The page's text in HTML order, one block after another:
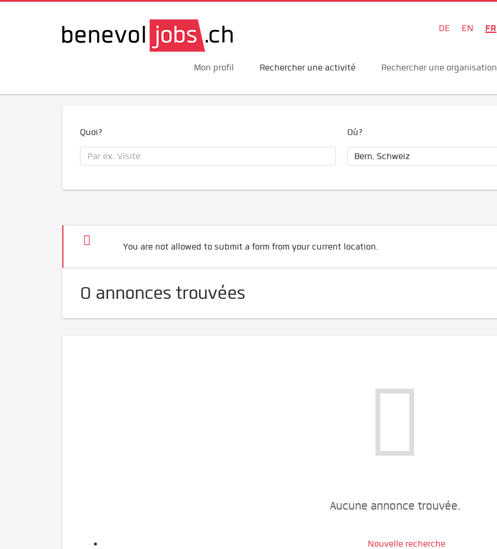
DE EN FR
Mon profil Rechercher une activité Rechercher une organisation
Quoi? Où?
You are not allowed to submit a form from your current location.
0 annonces trouvées
Aucune annonce trouvée.
Nouvelle recherche